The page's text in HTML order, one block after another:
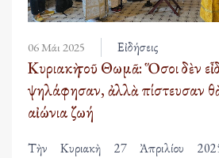
06 Μάι 2025 Εἰδήσεις
Κυριακὴ τοῦ Θωμᾶ: Ὅσοι δὲν
ψηλάφησαν, ἀλλὰ πίστευσαν
αἰώνια ζωή
Τὴν Κυριακὴ 27 Ἀπριλίου